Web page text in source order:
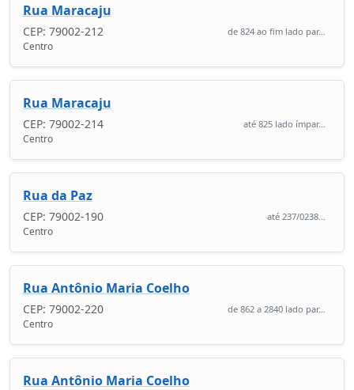
Rua Maracaju
CEP: 79002-212 de 824 ao fim lado par...
Centro
Rua Maracaju
CEP: 79002-214 até 825 lado ímpar...
Centro
Rua da Paz
CEP: 79002-190 até 237/0238...
Centro
Rua Antônio Maria Coelho
CEP: 79002-220 de 862 a 2840 lado par...
Centro
Rua Antônio Maria Coelho